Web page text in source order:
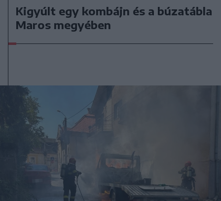
Kigyúlt egy kombájn és a búzatábla
Maros megyében